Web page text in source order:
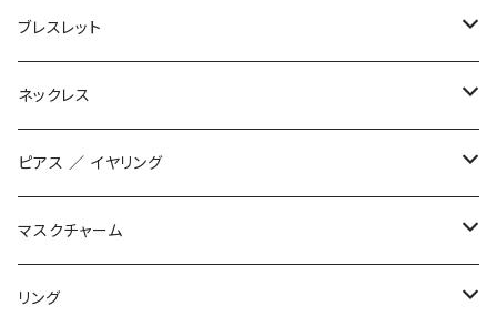
ブレスレット
数珠ブレスレット
STONE ONLY
JUZUSUKE STANDARD
ブレイドブレスレット
2連ブレスレット
STONE ONLY
ワイヤーブレスレット
ネックレス
オリジナル
インポート
ピアス ／ イヤリング
オリジナル
インポート
マスクチャーム
1200+tax
リング